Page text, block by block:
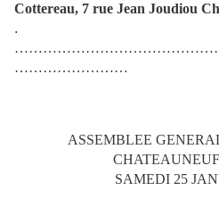
Cottereau, 7 rue Jean Joudiou
.
……………………
ASSEMBLEE
SAMEDI 25